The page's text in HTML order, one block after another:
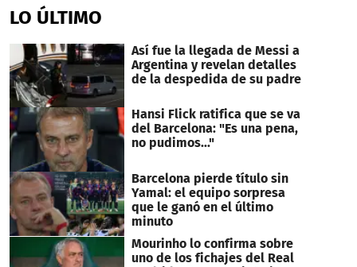
of
4
42
seconds
LO ÚLTIMO
Así fue la llegada de Messi a
Argentina y revelan detalles
de la despedida de su padre
Hansi Flick ratifica que se va
del Barcelona: "Es una pena,
no pudimos..."
Barcelona pierde título sin
Yamal: el equipo sorpresa
que le ganó en el último
minuto
Mourinho lo confirma sobre
uno de los fichajes del Real